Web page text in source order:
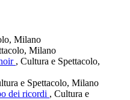
Milano
Milano
, Cultura e Spettacolo,
e Spettacolo, Milano
dei ricordi , Cultura e